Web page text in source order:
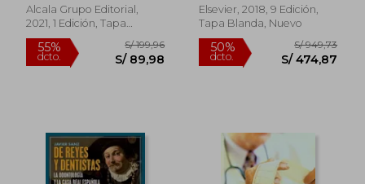
Alcala Grupo Editorial,
2021, 1 Edición, Tapa
Blanda, Nuevo
Elsevier, 2018, 9 Edición,
Tapa Blanda, Nuevo